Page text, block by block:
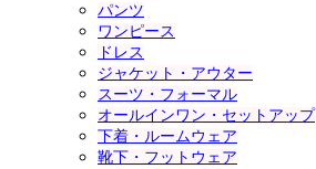
パンツ
ワンピース
ドレス
ジャケット・アウター
スーツ・フォーマル
オールインワン・セットアップ
下着・ルームウェア
靴下・フットウェア